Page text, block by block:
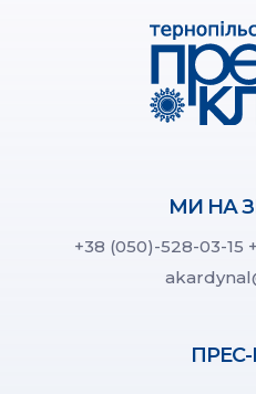
МИ НА
+38 (050)-528-03-15